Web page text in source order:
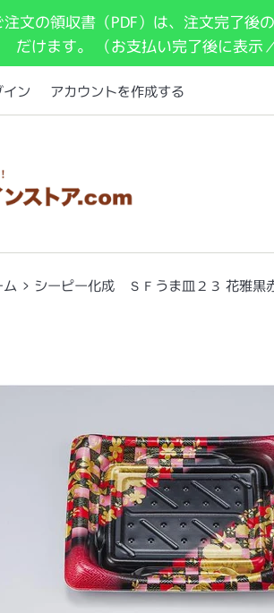
注文の領収書（PDF）は、注文完了
だけます。 （お支払い完了後に表示
ン アカウントを作成する
› シーピー化成 ＳＦうま皿２３ 花雅